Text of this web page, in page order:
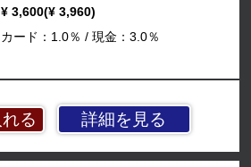
詳細を見る
¥ 3,600(¥ 3,960)
カード：1.0％ / 現金：3.0％